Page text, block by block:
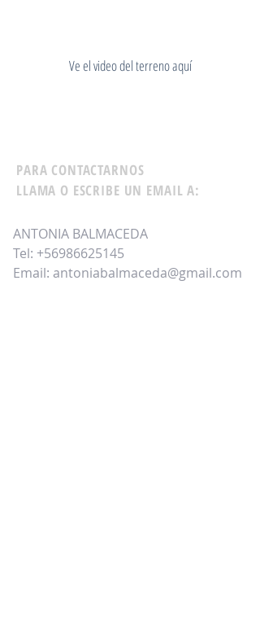
Ve el video del terreno aquí
PARA CONTACTARNOS
LLAMA O ESCRIBE UN EMAIL A:
ANTONIA BALMACEDA
Tel: +56986625145
Email: antoniabalmaceda@gmail.com